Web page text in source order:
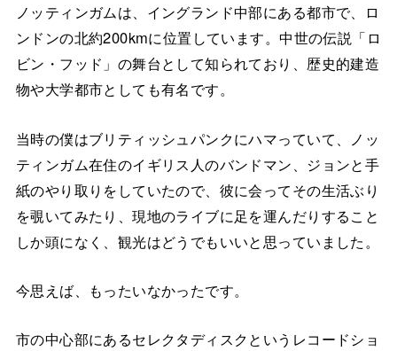
ノッティンガムは、イングランド中部にある都市で、ロ
ンドンの北約200kmに位置しています。中世の伝説「ロ
ビン・フッド」の舞台として知られており、歴史的建造
物や大学都市としても有名です。
当時の僕はブリティッシュパンクにハマっていて、ノッ
ティンガム在住のイギリス人のバンドマン、ジョンと手
紙のやり取りをしていたので、彼に会ってその生活ぶり
を覗いてみたり、現地のライブに足を運んだりすること
しか頭になく、観光はどうでもいいと思っていました。
今思えば、もったいなかったです。
市の中心部にあるセレクタディスクというレコードショ